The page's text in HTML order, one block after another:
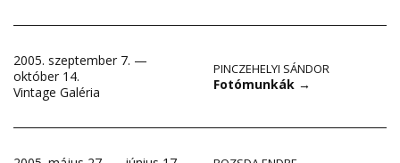
2005. szeptember 7. —
október 14.
Vintage Galéria
PINCZEHELYI SÁNDOR
Fotómunkák →